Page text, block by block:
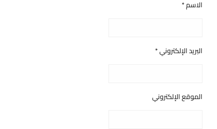
الاسم*
البريد الإلكتروني*
الموقع الإلكتروني